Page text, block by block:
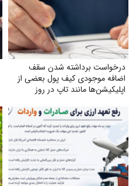
درخواست برداشته شدن سقف
اضافه‌ موجودی کیف پول بعضی از
اپلیکیشن‌ها مانند تاپ در روز